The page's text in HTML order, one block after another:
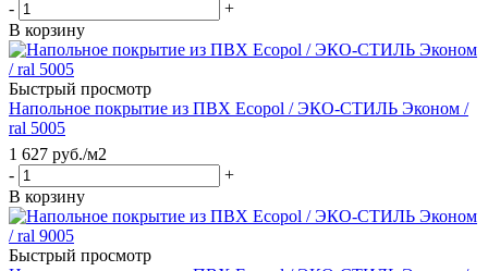
-
+
В корзину
Быстрый просмотр
Напольное покрытие из ПВХ Ecopol / ЭКО-СТИЛЬ Эконом /
ral 5005
1 627 руб./м2
-
+
В корзину
Быстрый просмотр